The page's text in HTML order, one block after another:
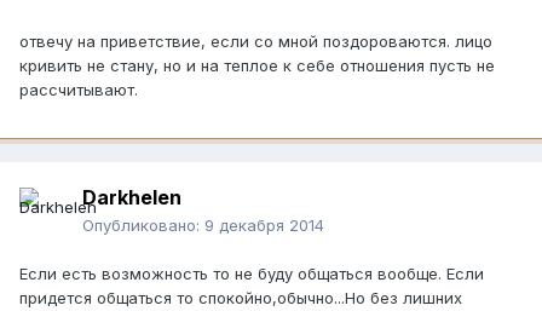
отвечу на приветствие, если со мной поздороваются. лицо
кривить не стану, но и на теплое к себе отношения пусть не
рассчитывают.
Darkhelen
Опубликовано: 9 декабря 2014
Если есть возможность то не буду общаться вообще. Если
придется общаться то спокойно,обычно...Но без лишних